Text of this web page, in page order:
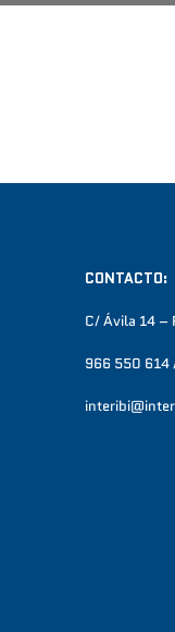
CONTACTO:
C/ Ávila 14 –
966 550